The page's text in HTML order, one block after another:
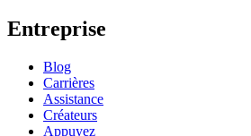
Entreprise
Blog
Carrières
Assistance
Créateurs
Appuyez